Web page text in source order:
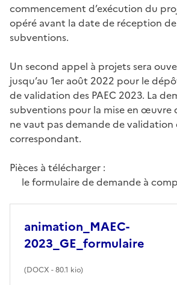
commencement d’exécution du
opéré avant la date de réception
subventions.
Un second appel à projets sera
jusqu’au 1er août 2022 pour le
de validation des PAEC 2023. La
subventions pour la mise en œuvre
ne vaut pas demande de validation
correspondant.
Pièces à télécharger :
le formulaire de demande à
animation_MAEC-
2023_GE_formulaire
(DOCX - 80.1 kio)